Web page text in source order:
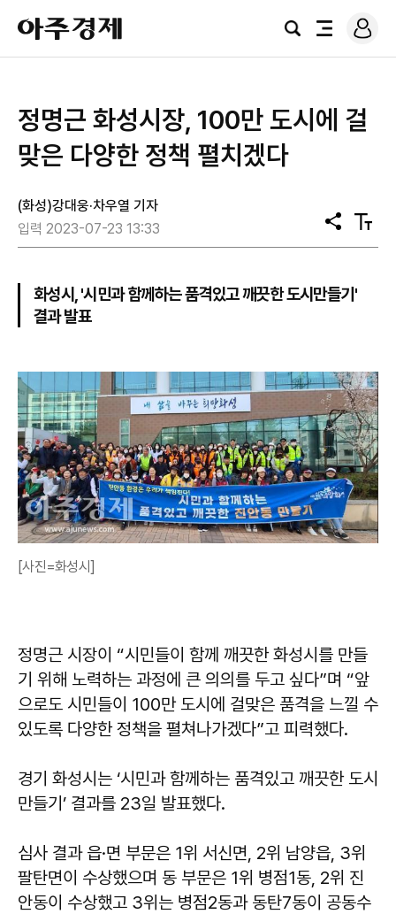
아
주
경
검
전
로
그
정명근 화성시장, 100만 도시에 걸
맞은 다양한 정책 펼치겠다
(화성)강대웅·차우열 기자
입력 2023-07-23 13:33
공
유
텍
스
화성시, '시민과 함께하는 품격있고 깨끗한 도시만들기'
결과 발표
[사진=화성시]
정명근 시장이 “시민들이 함께 깨끗한 화성시를 만들
기 위해 노력하는 과정에 큰 의의를 두고 싶다”며 “앞
으로도 시민들이 100만 도시에 걸맞은 품격을 느낄 수
있도록 다양한 정책을 펼쳐나가겠다”고 피력했다.
경기 화성시는 ‘시민과 함께하는 품격있고 깨끗한 도시
만들기’ 결과를 23일 발표했다.
심사 결과 읍·면 부문은 1위 서신면, 2위 남양읍, 3위
팔탄면이 수상했으며 동 부문은 1위 병점1동, 2위 진
안동이 수상했고 3위는 병점2동과 동탄7동이 공동수